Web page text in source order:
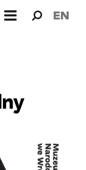
dla: EN